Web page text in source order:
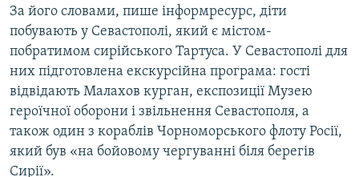
За його словами, пише інформресурс, діти
побувають у Севастополі, який є містом-
побратимом сирійського Тартуса. У Севастополі для
них підготовлена екскурсійна програма: гості
відвідають Малахов курган, експозиції Музею
героїчної оборони і звільнення Севастополя, а
також один з кораблів Чорноморського флоту Росії,
який був «на бойовому чергуванні біля берегів
Сирії».